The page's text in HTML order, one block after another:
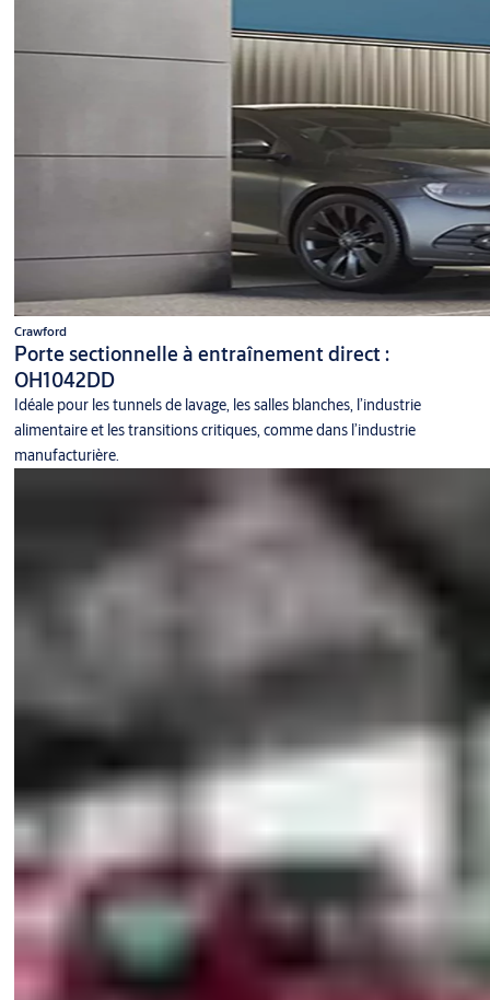
Crawford
Porte sectionnelle à entraînement direct :
OH1042DD
Idéale pour les tunnels de lavage, les salles blanches, l’industrie
alimentaire et les transitions critiques, comme dans l’industrie
manufacturière.